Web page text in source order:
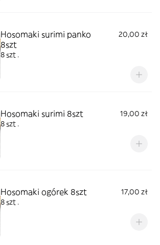
Hosomaki surimi panko
8szt
20,00 zł
8 szt .
Hosomaki surimi 8szt
19,00 zł
8 szt .
Hosomaki ogórek 8szt
17,00 zł
8 szt .